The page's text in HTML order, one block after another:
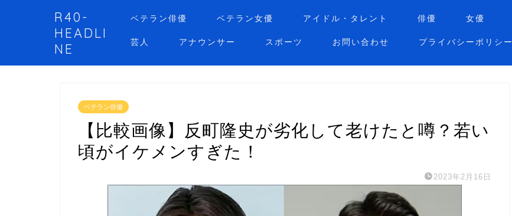
R40-
HEADLI
NE
ベテラン俳優 ベテラン女優 アイドル・タレント 俳優 女優
芸人 アナウンサー スポーツ お問い合わせ プライバシーポリシー
ベテラン俳優
【比較画像】反町隆史が劣化して老けたと噂？若い
頃がイケメンすぎた！
2023年2月16日